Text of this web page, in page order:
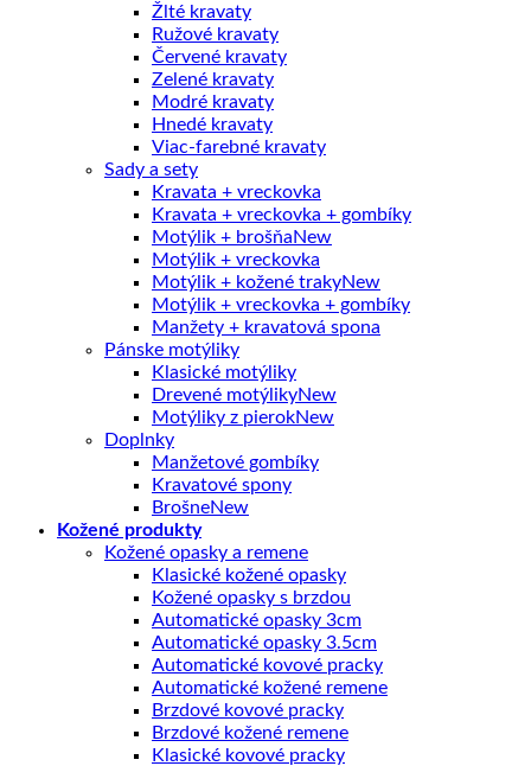
Žlté kravaty
Ružové kravaty
Červené kravaty
Zelené kravaty
Modré kravaty
Hnedé kravaty
Viac-farebné kravaty
Sady a sety
Kravata + vreckovka
Kravata + vreckovka + gombíky
Motýlik + brošňa
Motýlik + vreckovka
Motýlik + kožené traky
Motýlik + vreckovka + gombíky
Manžety + kravatová spona
Pánske motýliky
Klasické motýliky
Drevené motýliky
Motýliky z pierok
Doplnky
Manžetové gombíky
Kravatové spony
Brošne
Kožené produkty
Kožené opasky a remene
Klasické kožené opasky
Kožené opasky s brzdou
Automatické opasky 3cm
Automatické opasky 3.5cm
Automatické kovové pracky
Automatické kožené remene
Brzdové kovové pracky
Brzdové kožené remene
Klasické kovové pracky